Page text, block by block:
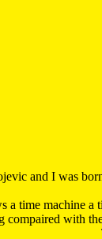
and I was
a time machine
compaired with